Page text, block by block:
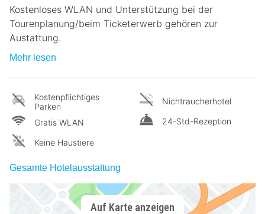
Kostenloses WLAN und Unterstützung bei der
Tourenplanung/beim Ticketerwerb gehören zur
Austattung.
Mehr lesen
Kostenpflichtiges
Parken
Gratis WLAN
Keine Haustiere
Nichtraucherhotel
24-Std-Rezeption
Gesamte Hotelausstattung
Auf Karte anzeigen